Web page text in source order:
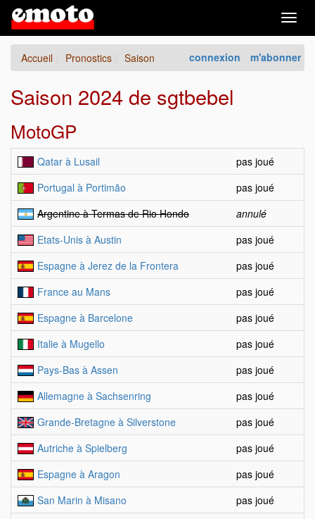
connexion m'abonner
Accueil Pronostics Saison
Saison 2024 de sgtbebel
MotoGP
Qatar à Lusail
pas joué
Portugal à Portimão
pas joué
Argentine à Termas de Rio Hondo
annulé
Etats-Unis à Austin
pas joué
Espagne à Jerez de la Frontera
pas joué
France au Mans
pas joué
Espagne à Barcelone
pas joué
Italie à Mugello
pas joué
Pays-Bas à Assen
pas joué
Allemagne à Sachsenring
pas joué
Grande-Bretagne à Silverstone
pas joué
Autriche à Spielberg
pas joué
Espagne à Aragon
pas joué
San Marin à Misano
pas joué